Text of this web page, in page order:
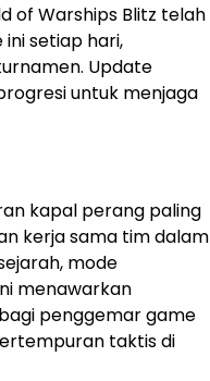
of Warships Blitz telah
setiap hari,
Update
untuk menjaga
kapal perang paling
kerja sama tim dalam
mode
menawarkan
penggemar game
taktis di